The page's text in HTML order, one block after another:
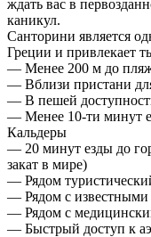
ждать вас в
каникул.
Санторини является
Греции и привлекает
— Менее 200 м до
— Вблизи пристани
— В пешей
— Менее 10-ти минут
Кальдеры
— 20 минут езды до
закат в мире)
— Рядом
— Рядом с известными
— Рядом с
— Быстрый доступ к